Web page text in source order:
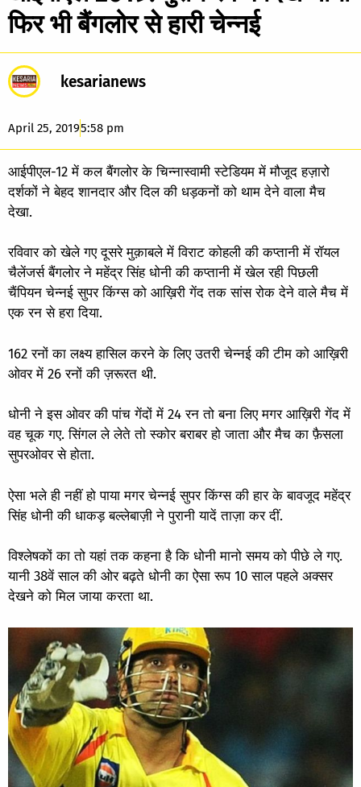
फिर भी बैंगलोर से हारी चेन्नई
kesarianews
April 25, 20195:58 pm
आईपीएल-12 में कल बैंगलोर के चिन्नास्वामी स्टेडियम में मौजूद हज़ारो
दर्शकों ने बेहद शानदार और दिल की धड़कनों को थाम देने वाला मैच
देखा.
रविवार को खेले गए दूसरे मुक़ाबले में विराट कोहली की कप्तानी में रॉयल
चैलेंजर्स बैंगलोर ने महेंद्र सिंह धोनी की कप्तानी में खेल रही पिछली
चैंपियन चेन्नई सुपर किंग्स को आख़िरी गेंद तक सांस रोक देने वाले मैच में
एक रन से हरा दिया.
162 रनों का लक्ष्य हासिल करने के लिए उतरी चेन्नई की टीम को आख़िरी
ओवर में 26 रनों की ज़रूरत थी.
धोनी ने इस ओवर की पांच गेंदों में 24 रन तो बना लिए मगर आख़िरी गेंद में
वह चूक गए. सिंगल ले लेते तो स्कोर बराबर हो जाता और मैच का फ़ैसला
सुपरओवर से होता.
ऐसा भले ही नहीं हो पाया मगर चेन्नई सुपर किंग्स की हार के बावजूद महेंद्र
सिंह धोनी की धाकड़ बल्लेबाज़ी ने पुरानी यादें ताज़ा कर दीं.
विश्लेषकों का तो यहां तक कहना है कि धोनी मानो समय को पीछे ले गए.
यानी 38वें साल की ओर बढ़ते धोनी का ऐसा रूप 10 साल पहले अक्सर
देखने को मिल जाया करता था.